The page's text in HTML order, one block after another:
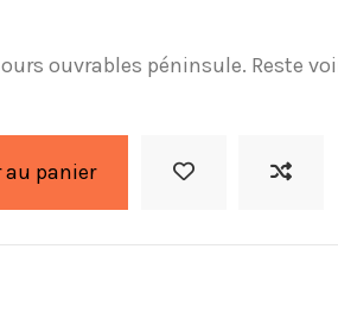
ouvrables péninsule. Reste
au panier